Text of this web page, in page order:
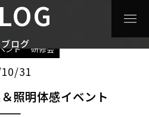
ブログ
コイズミ照明新製品＆照明体
ント 研修会
31
照明体感イベント